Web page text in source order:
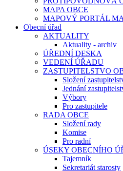
MAPA OBCE
MAPOVÝ PORTÁL
Obecní úřad
AKTUALITY
Aktuality - archiv
ÚŘEDNÍ DESKA
VEDENÍ ÚŘADU
ZASTUPITELSTVO
Složení
Jednání
Výbory
Pro zastupitele
RADA OBCE
Složení rady
Komise
Pro radní
ÚSEKY OBECNÍHO
Tajemník
Sekretariát starosty